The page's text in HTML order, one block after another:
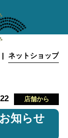
ネットショップ
知らせ
店舗から